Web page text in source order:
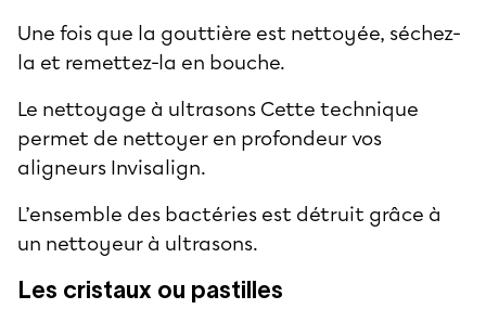
Une fois que la gouttière est nettoyée, séchez-
la et remettez-la en bouche.
Le nettoyage à ultrasons Cette technique
permet de nettoyer en profondeur vos
aligneurs Invisalign.
L’ensemble des bactéries est détruit grâce à
un nettoyeur à ultrasons.
Les cristaux ou pastilles